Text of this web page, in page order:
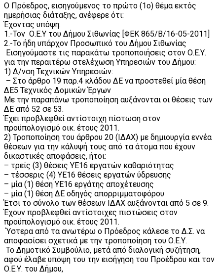
Ο Πρόεδρος, εισηγούμενος το πρώτο (1o) θέμα εκτός
ημερήσιας διάταξης, ανέφερε ότι:
Έχοντας υπόψη:
1.-Τον Ο.Ε.Υ του Δήμου Σιθωνίας [ΦΕΚ 865/Β/16-05-2011]
2.-Το ήδη υπάρχον Προσωπικό του Δήμου Σιθωνίας
Εισηγούμαστε τις παρακάτω τροποποιήσεις στον Ο.Ε.Υ.
για την περαιτέρω στελέχωση Υπηρεσιών του Δήμου:
1) Δ/νση Τεχνικών Υπηρεσιών:
– Στο άρθρο 19 παρ.4 κλάδου ΔΕ να προστεθεί μία θέση
ΔΕ5 Τεχνικός Δομικών Έργων
Με την παραπάνω τροποποίηση αυξάνονται οι θέσεις των
ΔΕ από 52 σε 53.
Έχει προβλεφθεί αντίστοιχη πίστωση στον
προϋπολογισμό οικ. έτους 2011.
2) Τροποποίηση του άρθρου 20 (ΙΔΑΧ) με δημιουργία εννέα
θέσεων για την κάλυψή τους από τα άτομα που έχουν
δικαστικές αποφάσεις, ήτοι:
– τρείς (3) θέσεις ΥΕ16 εργατών καθαριότητας
– τέσσερις (4) ΥΕ16 θέσεις εργατών ύδρευσης
– μία (1) θέση ΥΕ16 εργάτης αποχέτευσης
– μία (1) θέση ΔΕ οδηγός απορριμματοφόρου
Έτσι το σύνολο των θέσεων ΙΔΑΧ αυξάνονται από 5 σε 9.
Έχουν προβλεφθεί αντίστοιχες πιστώσεις στον
προϋπολογισμό οικ. έτους 2011.
Ύστερα από τα ανωτέρω ο Πρόεδρος κάλεσε το Δ.Σ. να
αποφασίσει σχετικά με την τροποποίηση του Ο.Ε.Υ.
Το Δημοτικό Συμβούλιο, μετά από διαλογική συζήτηση,
αφού έλαβε υπόψη του την εισήγηση του Προέδρου και τον
Ο.Ε.Υ. του Δήμου,